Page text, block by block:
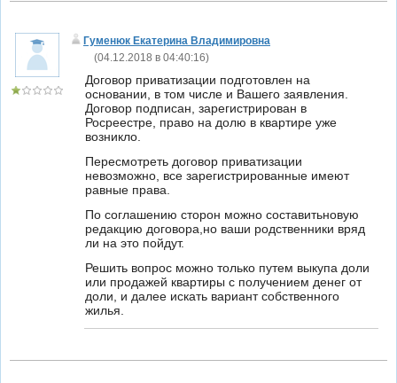
Гуменюк Екатерина Владимировна
(04.12.2018 в 04:40:16)
Договор приватизации подготовлен на
основании, в том числе и Вашего заявления.
Договор подписан, зарегистрирован в
Росреестре, право на долю в квартире уже
возникло.
Пересмотреть договор приватизации
невозможно, все зарегистрированные имеют
равные права.
По соглашению сторон можно составитьновую
редакцию договора,но ваши родственники вряд
ли на это пойдут.
Решить вопрос можно только путем выкупа доли
или продажей квартиры с получением денег от
доли, и далее искать вариант собственного
жилья.